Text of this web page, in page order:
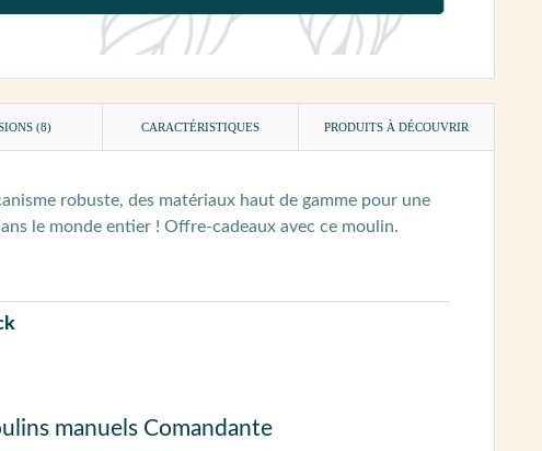
(8) CARACTÉRISTIQUES PRODUITS À DÉCOUVRIR
robuste, des matériaux haut de gamme pour une
le monde entier ! Offre-cadeaux avec ce moulin.
manuels Comandante